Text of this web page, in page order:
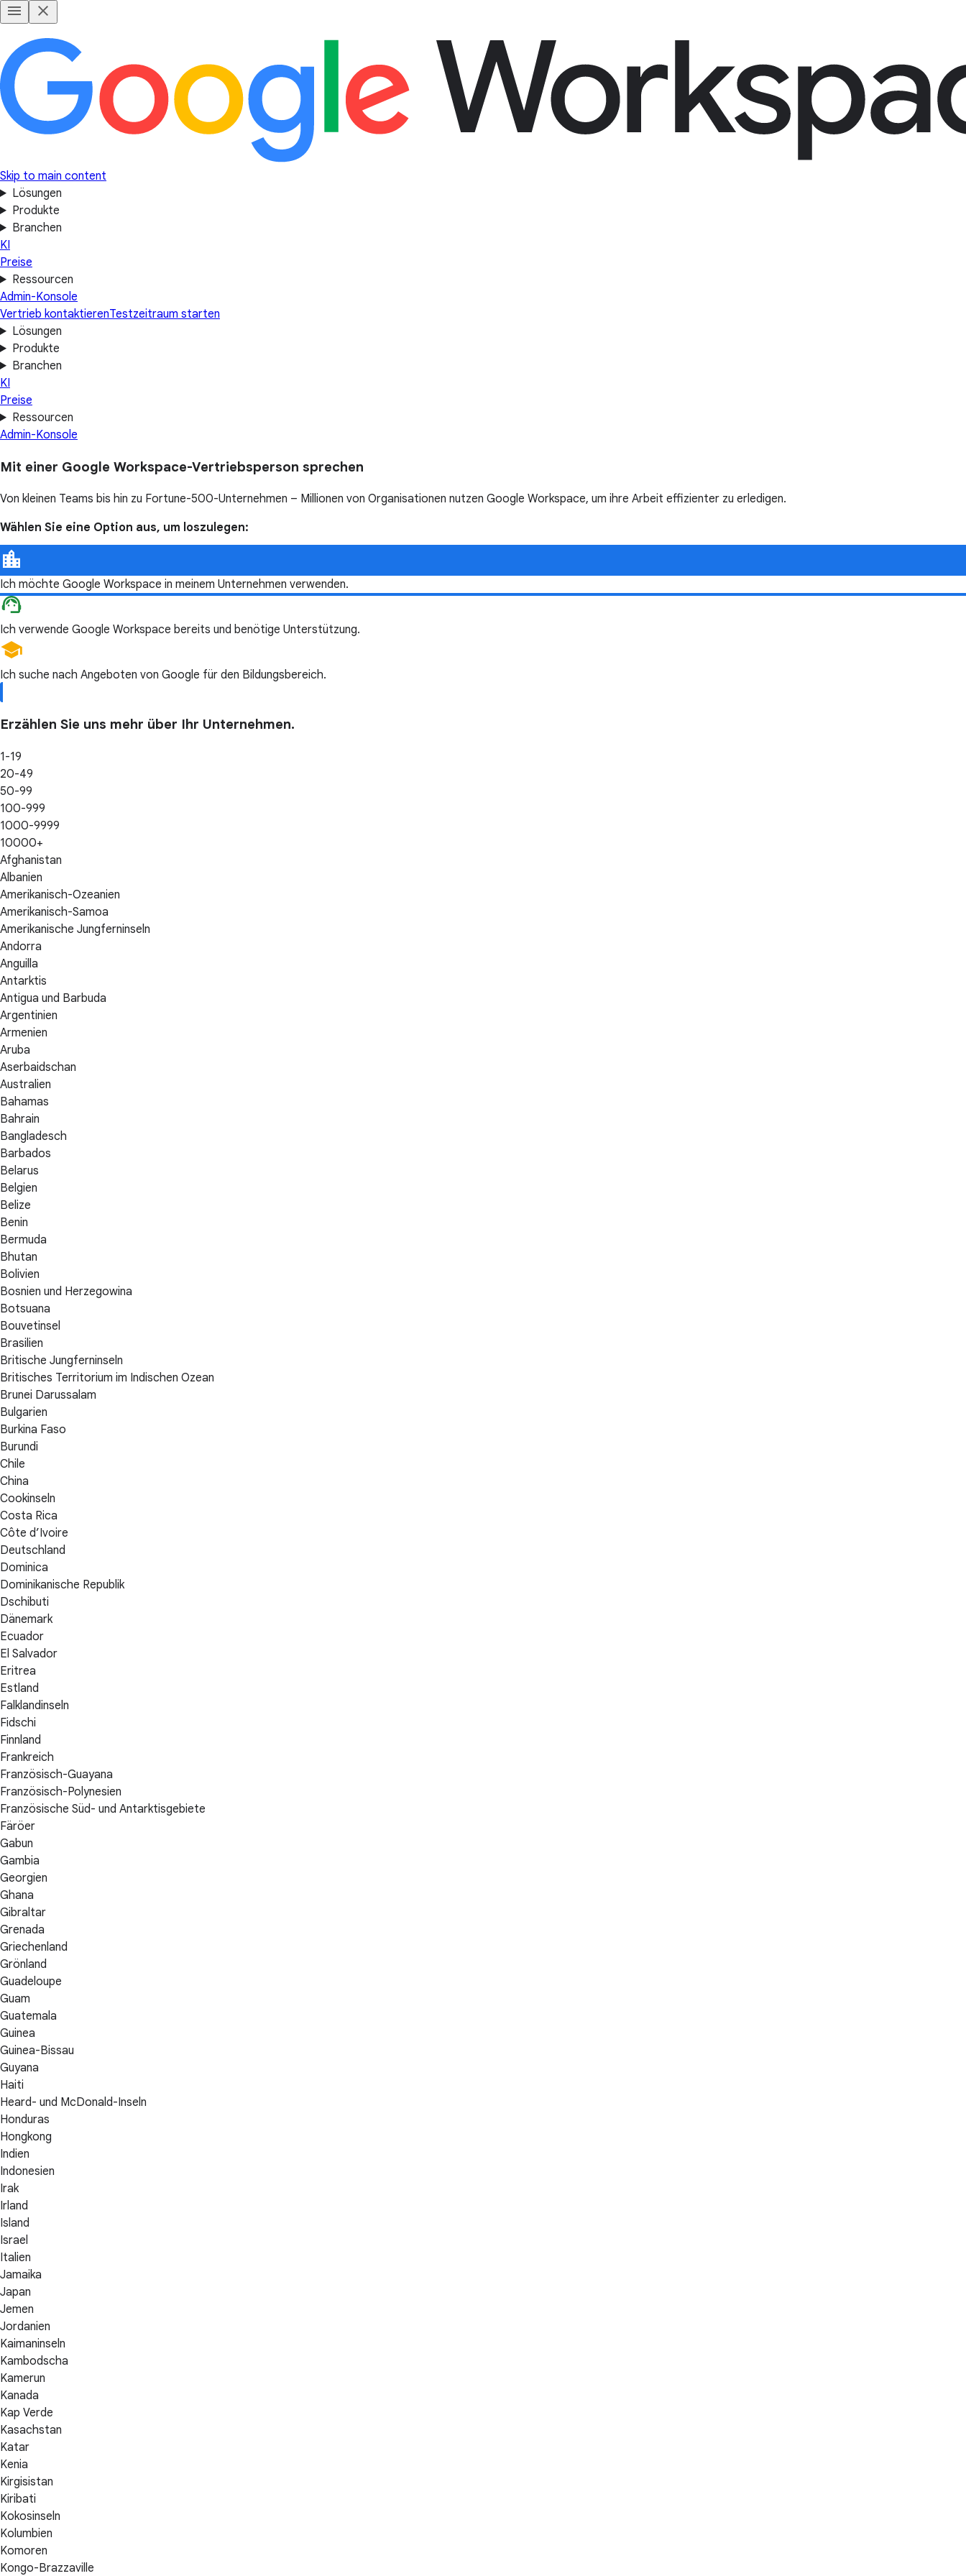
Skip to main content
Lösungen
Produkte
Branchen
KI
Preise
Ressourcen
Admin-Konsole
Vertrieb kontaktierenTestzeitraum starten
Lösungen
Produkte
Branchen
KI
Preise
Ressourcen
Admin-Konsole
Mit einer Google Workspace-Vertriebsperson sprechen
Von kleinen Teams bis hin zu Fortune-500-Unternehmen – Millionen von Organisationen nutzen Google Workspace, um ihre Arbeit effizienter zu erledigen.
Wählen Sie eine Option aus, um loszulegen:
Ich möchte Google Workspace in meinem Unternehmen verwenden.
Ich verwende Google Workspace bereits und benötige Unterstützung.
Ich suche nach Angeboten von Google für den Bildungsbereich.
Erzählen Sie uns mehr über Ihr Unternehmen.
1-19
20-49
50-99
100-999
1000-9999
10000+
Afghanistan
Albanien
Amerikanisch-Ozeanien
Amerikanisch-Samoa
Amerikanische Jungferninseln
Andorra
Anguilla
Antarktis
Antigua und Barbuda
Argentinien
Armenien
Aruba
Aserbaidschan
Australien
Bahamas
Bahrain
Bangladesch
Barbados
Belarus
Belgien
Belize
Benin
Bermuda
Bhutan
Bolivien
Bosnien und Herzegowina
Botsuana
Bouvetinsel
Brasilien
Britische Jungferninseln
Britisches Territorium im Indischen Ozean
Brunei Darussalam
Bulgarien
Burkina Faso
Burundi
Chile
China
Cookinseln
Costa Rica
Côte d’Ivoire
Deutschland
Dominica
Dominikanische Republik
Dschibuti
Dänemark
Ecuador
El Salvador
Eritrea
Estland
Falklandinseln
Fidschi
Finnland
Frankreich
Französisch-Guayana
Französisch-Polynesien
Französische Süd- und Antarktisgebiete
Färöer
Gabun
Gambia
Georgien
Ghana
Gibraltar
Grenada
Griechenland
Grönland
Guadeloupe
Guam
Guatemala
Guinea
Guinea-Bissau
Guyana
Haiti
Heard- und McDonald-Inseln
Honduras
Hongkong
Indien
Indonesien
Irak
Irland
Island
Israel
Italien
Jamaika
Japan
Jemen
Jordanien
Kaimaninseln
Kambodscha
Kamerun
Kanada
Kap Verde
Kasachstan
Katar
Kenia
Kirgisistan
Kiribati
Kokosinseln
Kolumbien
Komoren
Kongo-Brazzaville